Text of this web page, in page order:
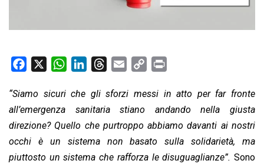
c
e
b
o
o
W
a
s
A
p
n
k
e
d
I
r
e
a
d
s
a
i
l
p
L
i
n
i
n
t
“Siamo sicuri che gli sforzi messi in atto per far fronte
all’emergenza sanitaria stiano andando nella giusta
direzione? Quello che purtroppo abbiamo davanti ai nostri
occhi è un sistema non basato sulla solidarietà, ma
piuttosto un sistema che rafforza le disuguaglianze”. Sono